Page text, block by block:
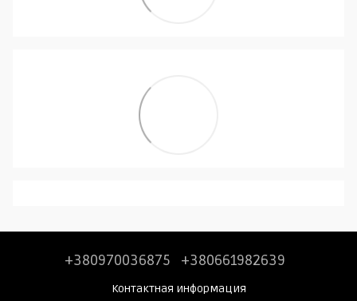
+380970036875 +380661982639
Контактная информация